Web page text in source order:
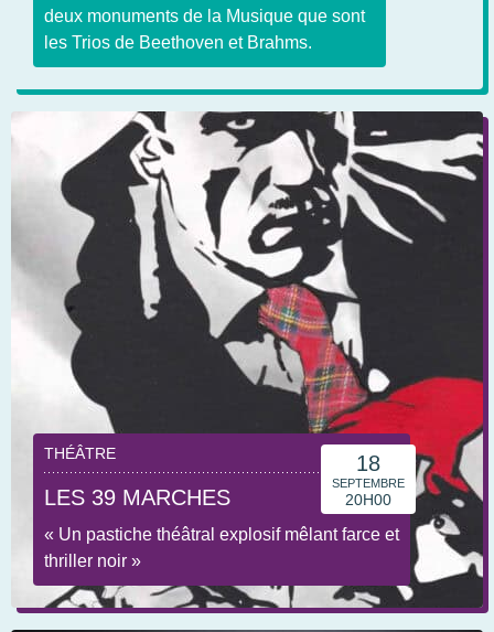
deux monuments de la Musique que sont
les Trios de Beethoven et Brahms.
THÉÂTRE
LES 39 MARCHES
18
SEPTEMBRE
20H00
« Un pastiche théâtral explosif mêlant farce et
thriller noir »